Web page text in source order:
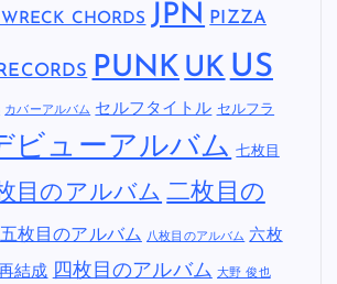
CHORDS JPN PIZZA
PUNK UK US
カバーアルバム セルフタイトル セルフラ
ビューアルバム 七枚目
目のアルバム 二枚目の
五枚目のアルバム 八枚目のアルバム 六枚
結成 四枚目のアルバム 大野 俊也